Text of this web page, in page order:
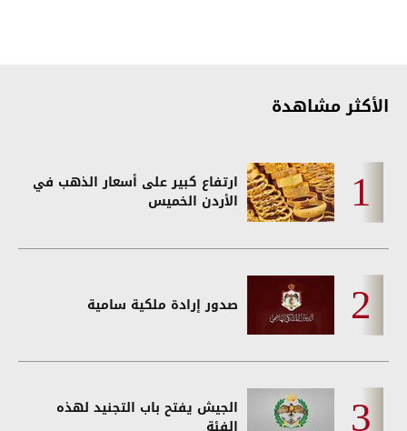
الأكثر مشاهدة
ارتفاع كبير على أسعار الذهب في
الأردن الخميس
صدور إرادة ملكية سامية
الجيش يفتح باب التجنيد لهذه